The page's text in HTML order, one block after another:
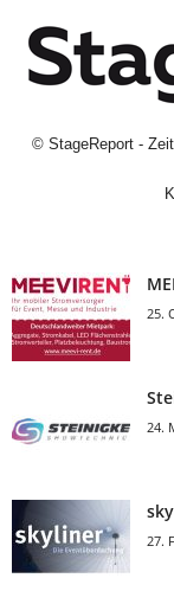
© StageReport -
25.
24.
27.